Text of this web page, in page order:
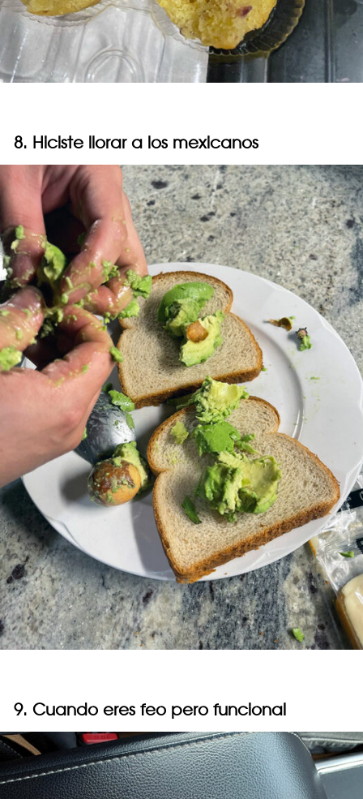
8. Hiciste llorar a los mexicanos
9. Cuando eres feo pero funcional